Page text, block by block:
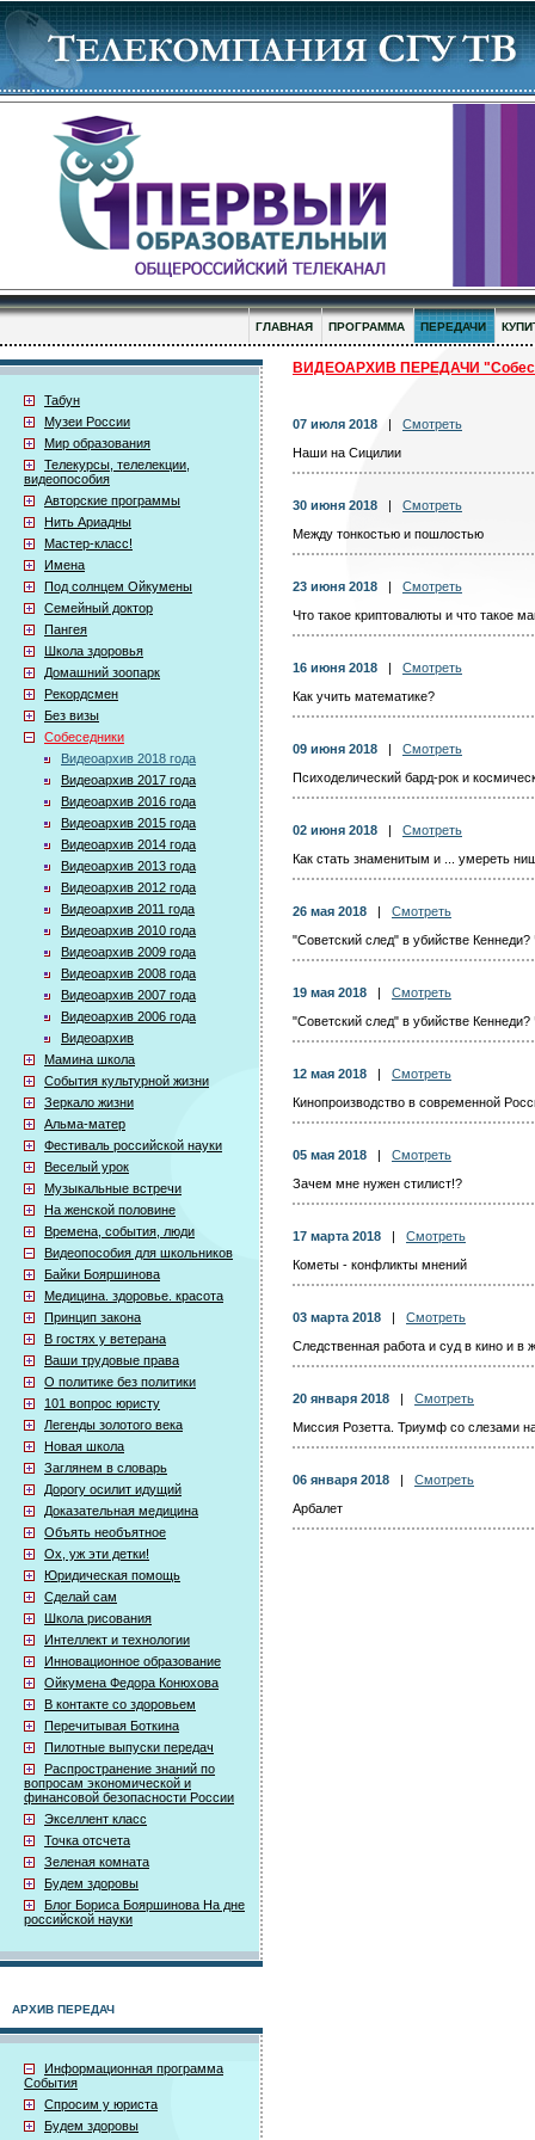
ГЛАВНАЯ ПРОГРАММА ПЕРЕДАЧИ
Табун
Музеи России
Мир образования
Телекурсы, телелекции,
видеопособия
Авторские программы
Нить Ариадны
Мастер-класс!
Имена
Под солнцем Ойкумены
Семейный доктор
Пангея
Школа здоровья
Домашний зоопарк
Рекордсмен
Без визы
Собеседники
Видеоархив 2018 года
Видеоархив 2017 года
Видеоархив 2016 года
Видеоархив 2015 года
Видеоархив 2014 года
Видеоархив 2013 года
Видеоархив 2012 года
Видеоархив 2011 года
Видеоархив 2010 года
Видеоархив 2009 года
Видеоархив 2008 года
Видеоархив 2007 года
Видеоархив 2006 года
Видеоархив
Мамина школа
События культурной жизни
Зеркало жизни
Альма-матер
Фестиваль российской науки
Веселый урок
Музыкальные встречи
На женской половине
Времена, события, люди
Видеопособия для школьников
Байки Бояршинова
Медицина. здоровье. красота
Принцип закона
В гостях у ветерана
Ваши трудовые права
О политике без политики
101 вопрос юристу
Легенды золотого века
Новая школа
Заглянем в словарь
Дорогу осилит идущий
Доказательная медицина
Объять необъятное
Ох, уж эти детки!
Юридическая помощь
Сделай сам
Школа рисования
Интеллект и технологии
Инновационное образование
Ойкумена Федора Конюхова
В контакте со здоровьем
Перечитывая Боткина
Пилотные выпуски передач
Распространение знаний по
вопросам экономической и
финансовой безопасности России
Экселлент класс
Точка отсчета
Зеленая комната
Будем здоровы
Блог Бориса Бояршинова На дне
российской науки
АРХИВ ПЕРЕДАЧ
Информационная программа
События
Спросим у юриста
Будем здоровы
ВИДЕОАРХИВ ПЕРЕДАЧИ
07 июля 2018
Смотреть
Наши на Сицилии
30 июня 2018
Смотреть
Между тонкостью и пошлостью
23 июня 2018
Смотреть
Что такое криптовалюты и что такое
16 июня 2018
Смотреть
Как учить математике?
09 июня 2018
Смотреть
Психоделический бард-рок и
02 июня 2018
Смотреть
Как стать знаменитым и ... умереть
26 мая 2018
Смотреть
"Советский след" в убийстве Кеннеди?
19 мая 2018
Смотреть
"Советский след" в убийстве Кеннеди?
12 мая 2018
Смотреть
Кинопроизводство в современной
05 мая 2018
Смотреть
Зачем мне нужен стилист!?
17 марта 2018
Смотреть
Кометы - конфликты мнений
03 марта 2018
Смотреть
Следственная работа и суд в кино и в
20 января 2018
Смотреть
Миссия Розетта. Триумф со слезами
06 января 2018
Смотреть
Арбалет